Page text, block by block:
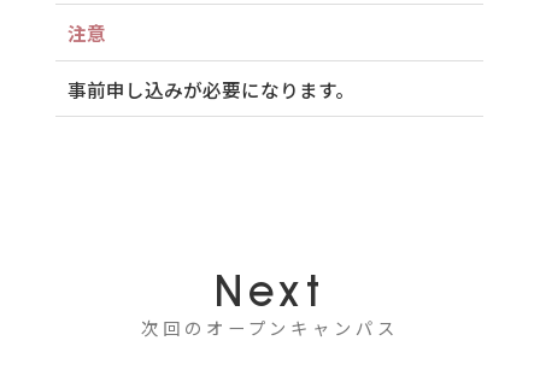
注意
事前申し込みが必要になります。
Next
次回のオープンキャンパス